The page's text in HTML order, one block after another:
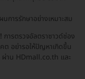
การรักษาอย่างเหมาะสม
การตรวจอัลตราซาวด์ช่อง
อย่ารอให้ปัญหาเกิดขึ้น
ผ่าน HDmall.co.th และ